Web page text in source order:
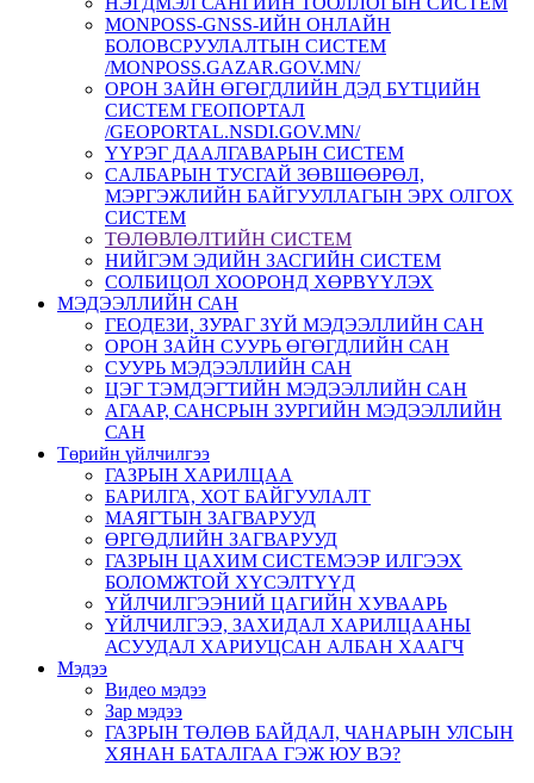
MONPOSS-GNSS-ИЙН ОНЛАЙН
БОЛОВСРУУЛАЛТЫН СИСТЕМ
/MONPOSS.GAZAR.GOV.MN/
ОРОН ЗАЙН ӨГӨГДЛИЙН ДЭД БҮТЦИЙН
СИСТЕМ ГЕОПОРТАЛ
/GEOPORTAL.NSDI.GOV.MN/
ҮҮРЭГ ДААЛГАВАРЫН СИСТЕМ
CАЛБАРЫН ТУСГАЙ ЗӨВШӨӨРӨЛ,
МЭРГЭЖЛИЙН БАЙГУУЛЛАГЫН ЭРХ ОЛГОХ
СИСТЕМ
ТӨЛӨВЛӨЛТИЙН СИСТЕМ
НИЙГЭМ ЭДИЙН ЗАСГИЙН СИСТЕМ
СОЛБИЦОЛ ХООРОНД ХӨРВҮҮЛЭХ
МЭДЭЭЛЛИЙН САН
ГЕОДЕЗИ, ЗУРАГ ЗҮЙ МЭДЭЭЛЛИЙН САН
ОРОН ЗАЙН СУУРЬ ӨГӨГДЛИЙН САН
СУУРЬ МЭДЭЭЛЛИЙН САН
ЦЭГ ТЭМДЭГТИЙН МЭДЭЭЛЛИЙН САН
АГААР, САНСРЫН ЗУРГИЙН МЭДЭЭЛЛИЙН
САН
Төрийн үйлчилгээ
ГАЗРЫН ХАРИЛЦАА
БАРИЛГА, ХОТ БАЙГУУЛАЛТ
МАЯГТЫН ЗАГВАРУУД
ӨРГӨДЛИЙН ЗАГВАРУУД
ГАЗРЫН ЦАХИМ СИСТЕМЭЭР ИЛГЭЭХ
БОЛОМЖТОЙ ХҮСЭЛТҮҮД
ҮЙЛЧИЛГЭЭНИЙ ЦАГИЙН ХУВААРЬ
ҮЙЛЧИЛГЭЭ, ЗАХИДАЛ ХАРИЛЦААНЫ
АСУУДАЛ ХАРИУЦСАН АЛБАН ХААГЧ
Мэдээ
Видео мэдээ
Зар мэдээ
ГАЗРЫН ТӨЛӨВ БАЙДАЛ, ЧАНАРЫН УЛСЫН
ХЯНАН БАТАЛГАА ГЭЖ ЮУ ВЭ?